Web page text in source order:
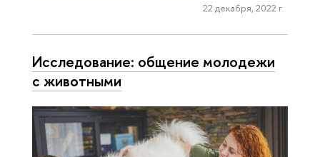
22 декабря, 2022 г.
Исследование: общение молодежи
с животными